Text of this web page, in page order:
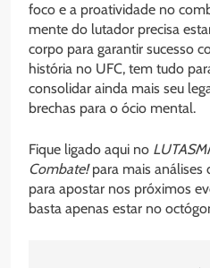
foco e a proatividade no
mente do lutador precisa
corpo para garantir sucesso
história no UFC, tem tudo
consolidar ainda mais seu
brechas para o ócio mental.
Fique ligado aqui no
Combate!para mais análises
para apostar nos próximos
basta apenas estar no